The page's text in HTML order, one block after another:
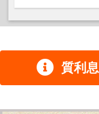
質利息